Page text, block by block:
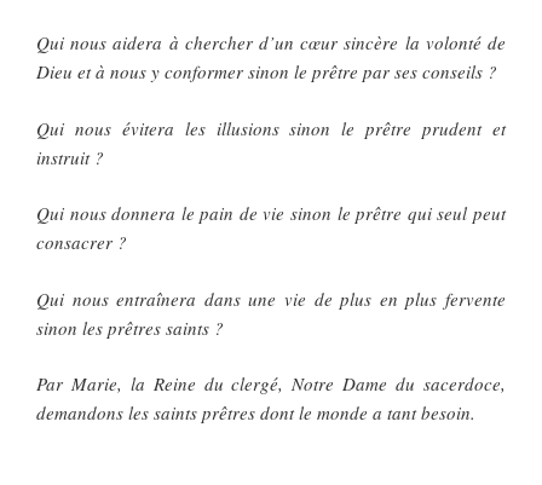
Qui nous aidera à chercher d’un cœur sincère la volonté de
Dieu et à nous y conformer sinon le prêtre par ses conseils ?
Qui nous évitera les illusions sinon le prêtre prudent et
instruit ?
Qui nous donnera le pain de vie sinon le prêtre qui seul peut
consacrer ?
Qui nous entraînera dans une vie de plus en plus fervente
sinon les prêtres saints ?
Par Marie, la Reine du clergé, Notre Dame du sacerdoce,
demandons les saints prêtres dont le monde a tant besoin.